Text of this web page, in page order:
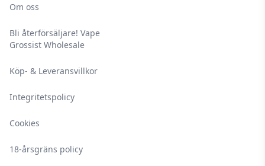
Om oss
Bli återförsäljare! Vape
Grossist Wholesale
Köp- & Leveransvillkor
Integritetspolicy
Cookies
18-årsgräns policy